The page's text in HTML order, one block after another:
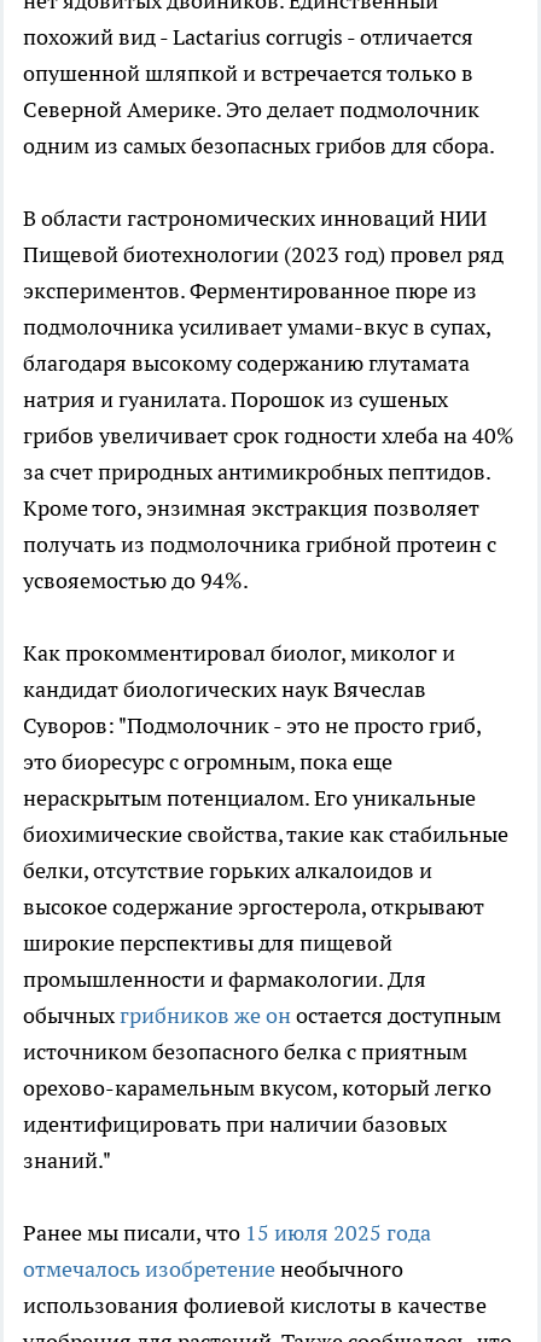
похожий вид - Lactarius corrugis - отличается
опушенной шляпкой и встречается только в
Северной Америке. Это делает подмолочник
одним из самых безопасных грибов для сбора.
В области гастрономических инноваций НИИ
Пищевой биотехнологии (2023 год) провел ряд
экспериментов. Ферментированное пюре из
подмолочника усиливает умами-вкус в супах,
благодаря высокому содержанию глутамата
натрия и гуанилата. Порошок из сушеных
грибов увеличивает срок годности хлеба на 40%
за счет природных антимикробных пептидов.
Кроме того, энзимная экстракция позволяет
получать из подмолочника грибной протеин с
усвояемостью до 94%.
Как прокомментировал биолог, миколог и
кандидат биологических наук Вячеслав
Суворов: "Подмолочник - это не просто гриб,
это биоресурс с огромным, пока еще
нераскрытым потенциалом. Его уникальные
биохимические свойства, такие как стабильные
белки, отсутствие горьких алкалоидов и
высокое содержание эргостерола, открывают
широкие перспективы для пищевой
промышленности и фармакологии. Для
обычныхгрибников же оностается доступным
источником безопасного белка с приятным
орехово-карамельным вкусом, который легко
идентифицировать при наличии базовых
знаний."
Ранее мы писали, что 15 июля 2025 года
отмечалось изобретениенеобычного
использования фолиевой кислоты в качестве